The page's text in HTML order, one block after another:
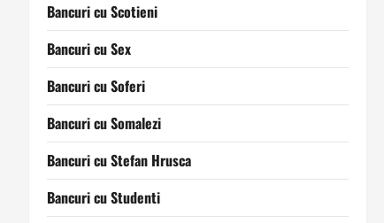
Bancuri cu Scotieni
Bancuri cu Sex
Bancuri cu Soferi
Bancuri cu Somalezi
Bancuri cu Stefan Hrusca
Bancuri cu Studenti